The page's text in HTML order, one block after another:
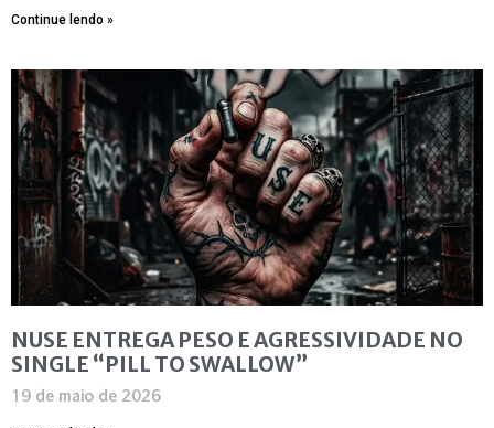
Continue lendo »
NUSE ENTREGA PESO E AGRESSIVIDADE NO
SINGLE “PILL TO SWALLOW”
19 de maio de 2026